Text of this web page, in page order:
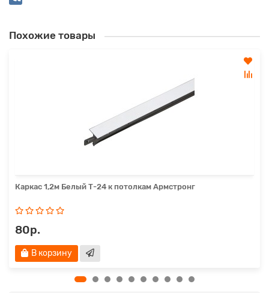
Похожие товары
Каркас 1,2м Белый Т-24 к потолкам Армстронг
80р.
В корзину